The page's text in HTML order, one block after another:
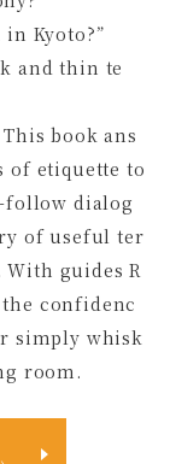
Kyoto?”
and thin te
book ans
of etiquette to
follow dialog
of useful ter
guides R
confidenc
simply whisk
room.